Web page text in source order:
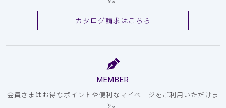
カタログ請求はこちら
MEMBER
会員さまはお得なポイントや便利なマイページをご利用いただけま
す。